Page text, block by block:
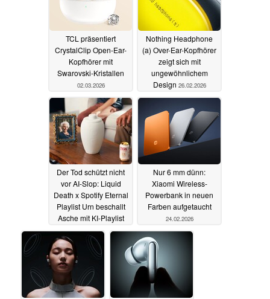
TCL präsentiert
CrystalClip Open-Ear-
Kopfhörer mit
Swarovski-Kristallen
02.03.2026
Nothing Headphone
(a) Over-Ear-Kopfhörer
zeigt sich mit
ungewöhnlichem
Design 26.02.2026
Der Tod schützt nicht
vor AI-Slop: Liquid
Death x Spotify Eternal
Playlist Urn beschallt
Asche mit KI-Playlist
25.02.2026
Nur 6 mm dünn:
Xiaomi Wireless-
Powerbank in neuen
Farben aufgetaucht
24.02.2026